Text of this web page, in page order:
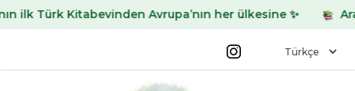
ilk Türk Kitabevinden Avrupa’nın her ülkesine ✨